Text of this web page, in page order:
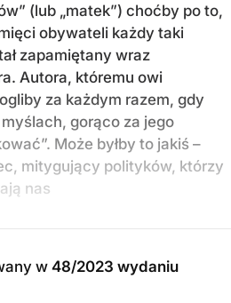
(lub „matek”) choćby po to,
obywateli każdy taki
zapamiętany wraz
Autora, któremu owi
za każdym razem, gdy
gorąco za jego
Może byłby to jakiś –
mitygujący polityków, którzy
nas
w 48/2023 wydaniu